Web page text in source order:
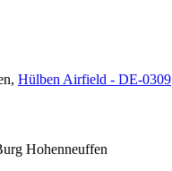
Hülben Airfield - DE-0309
Hohenneuffen